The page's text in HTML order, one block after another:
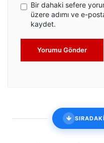
Bir dahaki sefere
üzere adımı ve e-
kaydet.
Yorumu Gönder